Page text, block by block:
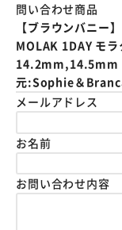
問い合わせ商品
【ブラウンバニー
MOLAK 1DAY モラ
14.2mm,14.5mm
元:Sophie＆
メールアドレス
お名前
お問い合わせ内容